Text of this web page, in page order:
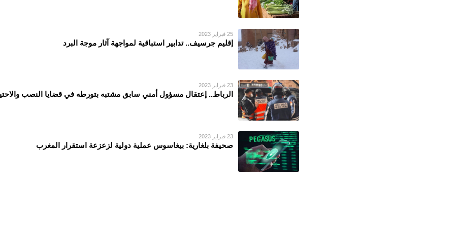
25 فبراير 2023
إقليم جرسيف.. تدابير استباقية لمواجهة آثار موجة البرد
23 فبراير 2023
الرباط.. إعتقال مسؤول أمني سابق مشتبه بتورطه في قضايا النصب
23 فبراير 2023
صحيفة بلغارية: بيغاسوس عملية دولية لزعزعة استقرار المغرب